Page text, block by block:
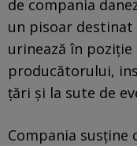
de compania
un pisoar
urinează în
producătorului,
țări și la sute de
Compania